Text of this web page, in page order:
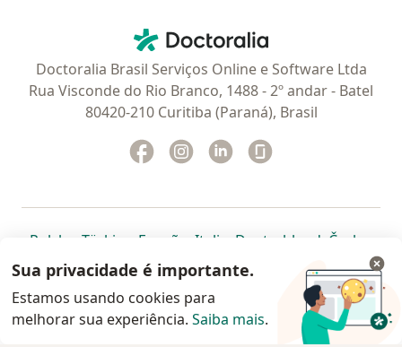
Doctoralia - Homepage
Doctoralia Brasil Serviços Online e Software Ltda
Rua Visconde do Rio Branco, 1488 - 2º andar - Batel
80420-210 Curitiba (Paraná), Brasil
Facebook
abre num novo separador
Instagram
abre num novo separador
Linkedin
abre num novo
Polska abre num novo separador
Türkiye abre num novo separador
España abre num novo separador
Italia abre num novo
Deutschlandabre num
Česko
Portugal abre num novo separador
, México abre num novo separador
, abre num novo separador
Brasil abre num novoabre num
abre
Colombia abre num novo
www.doctoralia.com.br © 2026 - Agende agora sua
Sua privacidade é importante.
Estamos usando cookies para
melhorar sua experiência. Saiba mais.